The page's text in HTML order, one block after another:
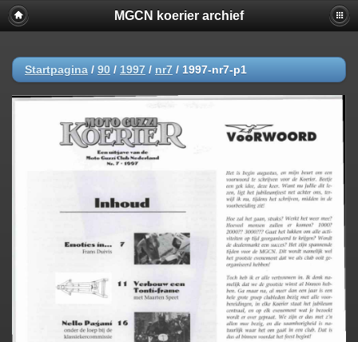
MGCN koerier archief
Startpagina / 90 / 1997 / nr7 / 1997-nr7-p1